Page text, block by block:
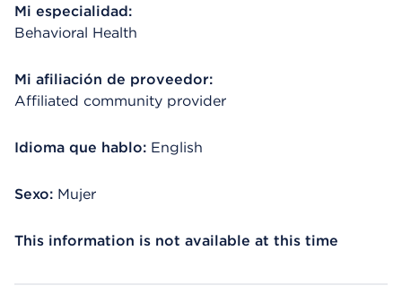
Mi especialidad:
Behavioral Health
Mi afiliación de proveedor:
Affiliated community provider
Idioma que hablo: English
Sexo: Mujer
This information is not available at this time